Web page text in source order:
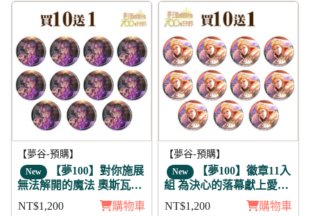
【夢谷-預購】
New 【夢100】對你施展
無法解開的魔法 奧斯瓦爾
德 月覺 徽章11入組
NT$1,200 購物車
【夢谷-預購】
New 【夢100】徽章11入
組 為決心的落幕獻上愛之
歌 阿波羅 日覺
NT$1,200 購物車